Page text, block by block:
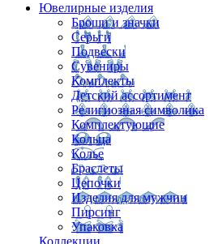
Ювелирные изделия
Броши и значки
Серьги
Подвески
Сувениры
Комплекты
Детский ассортимент
Религиозная символика
Комплектующие
Кольца
Колье
Браслеты
Цепочки
Изделия для мужчин
Пирсинг
Упаковка
Коллекции